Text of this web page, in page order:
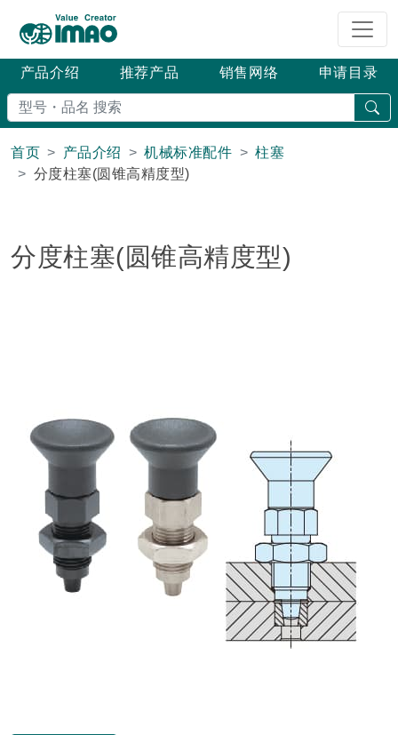
产品介绍 推荐产品 销售网络 申请目录
首页 产品介绍 机械标准配件
柱塞
分度柱塞(圆锥高精度型)
分度柱塞(圆锥高精度型)